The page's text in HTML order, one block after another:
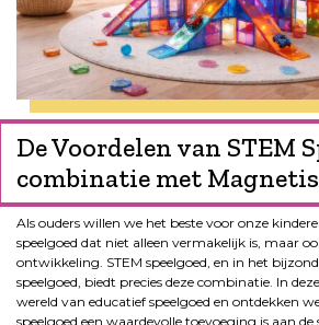
De Voordelen van STEM
combinatie met
Als ouders willen we het beste voor onze
speelgoed dat niet alleen vermakelijk is, maar
ontwikkeling. STEM speelgoed, en in het
speelgoed, biedt precies deze combinatie. In
wereld van educatief speelgoed en ontdekken
speelgoed een waardevolle toevoeging is aan